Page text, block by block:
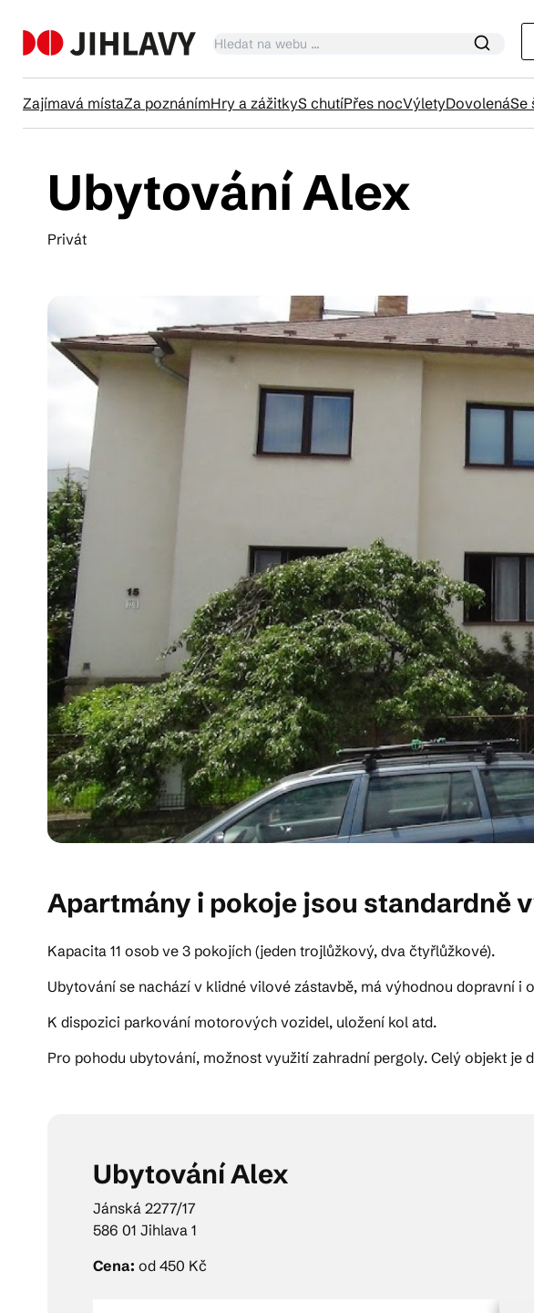
Zajímavá místaZa poznánímHry a zážitkyS chutíPřes nocVýletyDovolenáSe
Kalendář akcí
Články
Suvenýry
Praktické info
Ubytování Alex
Privát
Apartmány i pokoje jsou standardně
Kapacita 11 osob ve 3 pokojích (jeden trojlůžkový, dva čtyřlůžkové).
Ubytování se nachází v klidné vilové zástavbě, má výhodnou dopravní i
K dispozici parkování motorových vozidel, uložení kol atd.
Pro pohodu ubytování, možnost využití zahradní pergoly. Celý objekt je
Ubytování Alex
Jánská 2277/17
586 01 Jihlava 1
Cena: od 450 Kč